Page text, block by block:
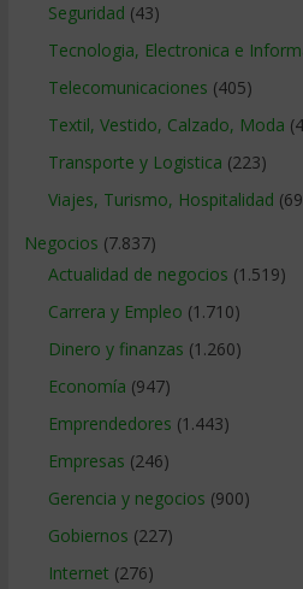
Seguridad (43)
Tecnologia, Electronica e
Telecomunicaciones (405)
Textil, Vestido, Calzado, Moda
Transporte y Logistica (223)
Viajes, Turismo, Hospitalidad
Negocios (7.837)
Actualidad de negocios (1.519)
Carrera y Empleo (1.710)
Dinero y finanzas (1.260)
Economía (947)
Emprendedores (1.443)
Empresas (246)
Gerencia y negocios (900)
Gobiernos (227)
Internet (276)